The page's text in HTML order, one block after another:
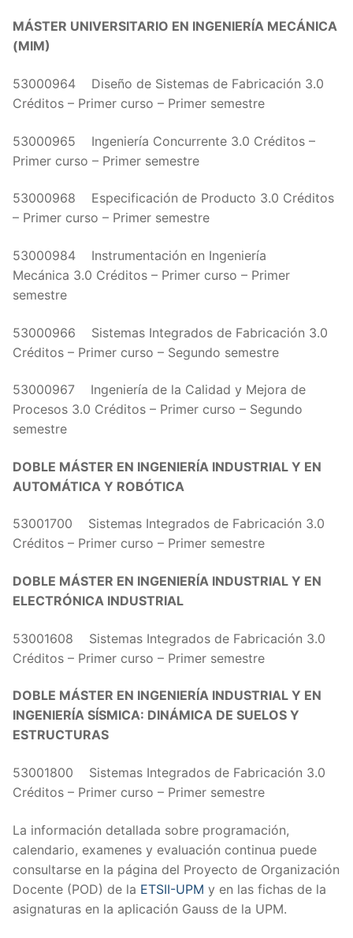
MÁSTER UNIVERSITARIO EN INGENIERÍA MECÁNICA
(MIM)
53000964 Diseño de Sistemas de Fabricación 3.0
Créditos – Primer curso – Primer semestre
53000965 Ingeniería Concurrente 3.0 Créditos –
Primer curso – Primer semestre
53000968 Especificación de Producto 3.0 Créditos
– Primer curso – Primer semestre
53000984 Instrumentación en Ingeniería
Mecánica 3.0 Créditos – Primer curso – Primer
semestre
53000966 Sistemas Integrados de Fabricación 3.0
Créditos – Primer curso – Segundo semestre
53000967 Ingeniería de la Calidad y Mejora de
Procesos 3.0 Créditos – Primer curso – Segundo
semestre
DOBLE MÁSTER EN INGENIERÍA INDUSTRIAL Y EN
AUTOMÁTICA Y ROBÓTICA
53001700 Sistemas Integrados de Fabricación 3.0
Créditos – Primer curso – Primer semestre
DOBLE MÁSTER EN INGENIERÍA INDUSTRIAL Y EN
ELECTRÓNICA INDUSTRIAL
53001608 Sistemas Integrados de Fabricación 3.0
Créditos – Primer curso – Primer semestre
DOBLE MÁSTER EN INGENIERÍA INDUSTRIAL Y EN
INGENIERÍA SÍSMICA: DINÁMICA DE SUELOS Y
ESTRUCTURAS
53001800 Sistemas Integrados de Fabricación 3.0
Créditos – Primer curso – Primer semestre
La información detallada sobre programación,
calendario, examenes y evaluación continua puede
consultarse en la página del Proyecto de Organización
Docente (POD) de la ETSII-UPM y en las fichas de la
asignaturas en la aplicación Gauss de la UPM.